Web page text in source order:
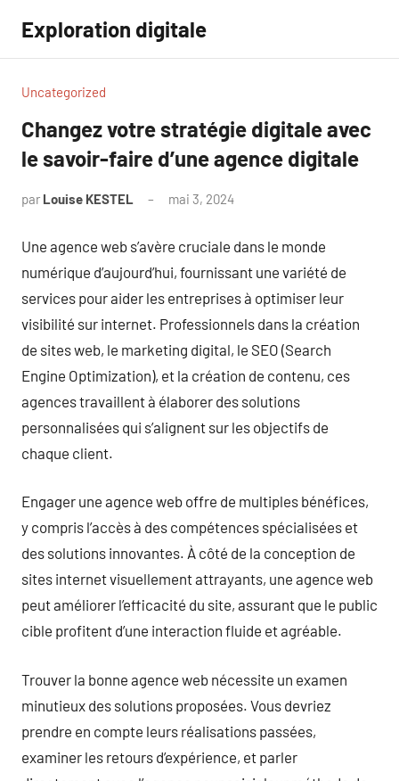
contenu
Exploration digitale
Uncategorized
Changez votre stratégie digitale avec
le savoir-faire d’une agence digitale
par Louise KESTEL mai 3, 2024
Une agence web s’avère cruciale dans le monde
numérique d’aujourd’hui, fournissant une variété de
services pour aider les entreprises à optimiser leur
visibilité sur internet. Professionnels dans la création
de sites web, le marketing digital, le SEO (Search
Engine Optimization), et la création de contenu, ces
agences travaillent à élaborer des solutions
personnalisées qui s’alignent sur les objectifs de
chaque client.
Engager une agence web offre de multiples bénéfices,
y compris l’accès à des compétences spécialisées et
des solutions innovantes. À côté de la conception de
sites internet visuellement attrayants, une agence web
peut améliorer l’efficacité du site, assurant que le public
cible profitent d’une interaction fluide et agréable.
Trouver la bonne agence web nécessite un examen
minutieux des solutions proposées. Vous devriez
prendre en compte leurs réalisations passées,
examiner les retours d’expérience, et parler